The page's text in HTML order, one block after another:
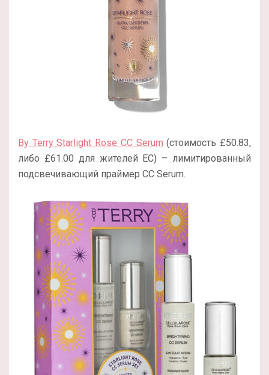
By Terry Starlight Rose CC Serum (стоимость £50.83,
либо £61.00 для жителей ЕС) – лимитированный
подсвечивающий праймер CC Serum.